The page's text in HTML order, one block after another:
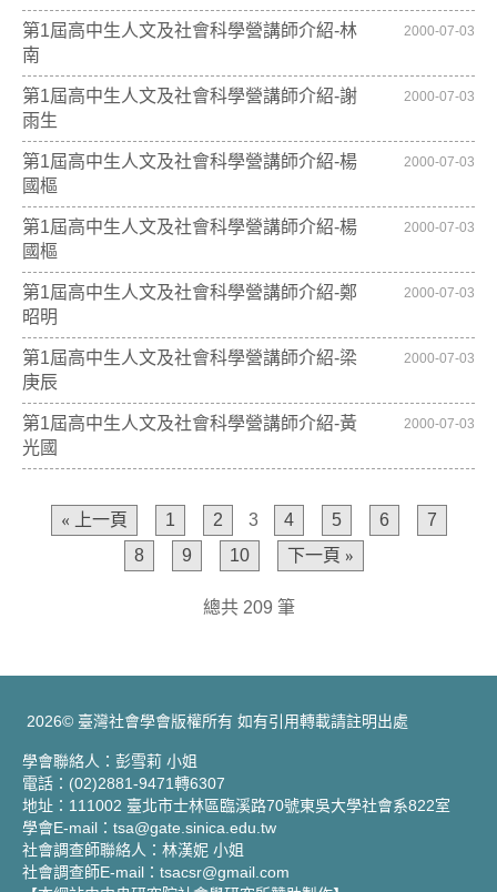
第1屆高中生人文及社會科學營講師介紹-林
南
2000-07-03
第1屆高中生人文及社會科學營講師介紹-謝
雨生
2000-07-03
第1屆高中生人文及社會科學營講師介紹-楊
國樞
2000-07-03
第1屆高中生人文及社會科學營講師介紹-楊
國樞
2000-07-03
第1屆高中生人文及社會科學營講師介紹-鄭
昭明
2000-07-03
第1屆高中生人文及社會科學營講師介紹-梁
庚辰
2000-07-03
第1屆高中生人文及社會科學營講師介紹-黃
光國
2000-07-03
« 上一頁 1 2 3 4 5 6
7
8
9 10 下一頁 »
總共 209 筆
2026© 臺灣社會學會版權所有 如有引用轉載請註明出處
學會聯絡人：彭雪莉 小姐
電話：(02)2881-9471轉6307
地址：111002 臺北市士林區臨溪路70號東吳大學社會系822室
學會E-mail：tsa@gate.sinica.edu.tw
社會調查師聯絡人：林漢妮 小姐
社會調查師E-mail：tsacsr@gmail.com